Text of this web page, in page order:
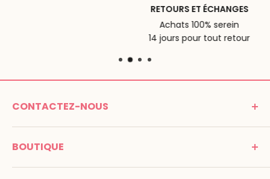
RETOURS ET ÉCHANGES
Achats 100% serein
14 jours pour tout retour
CONTACTEZ-NOUS
MONTESSORI SPIRIT
Promenade Jean Dalba
BOUTIQUE
C G V